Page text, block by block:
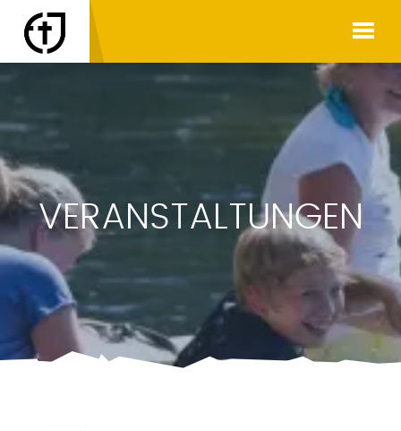
VERANSTALTUNGEN